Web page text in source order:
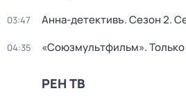
03:47 Анна-детективъ. Сезон 2.
04:35 «Союзмультфильм». Только
РЕН ТВ